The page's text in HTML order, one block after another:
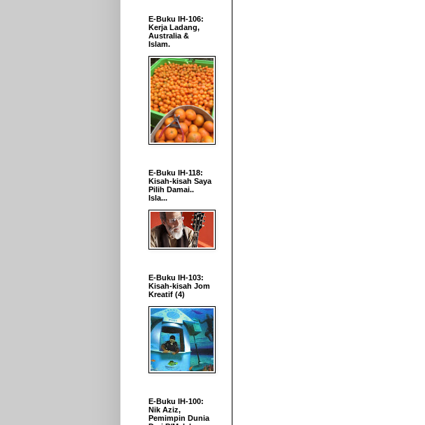
E-Buku IH-106:
Kerja Ladang,
Australia &
Islam.
E-Buku IH-118:
Kisah-kisah Saya
Pilih Damai..
Isla...
E-Buku IH-103:
Kisah-kisah Jom
Kreatif (4)
E-Buku IH-100:
Nik Aziz,
Pemimpin Dunia